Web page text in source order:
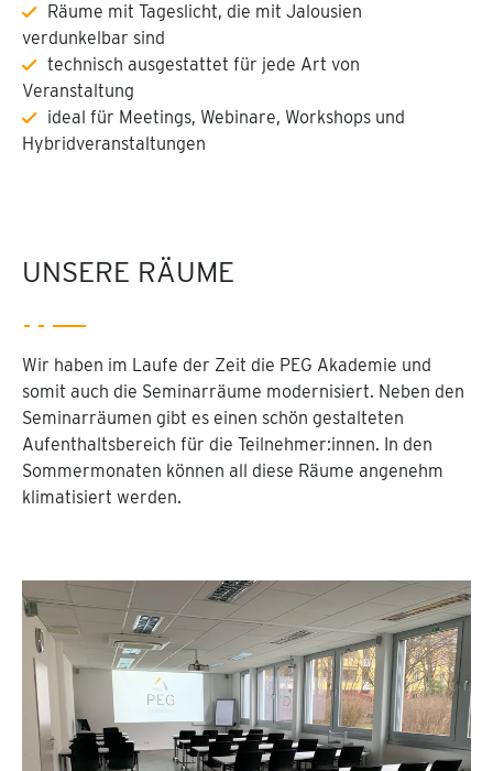
Räume mit Tageslicht, die mit Jalousien
verdunkelbar sind
technisch ausgestattet für jede Art von
Veranstaltung
ideal für Meetings, Webinare, Workshops und
Hybridveranstaltungen
UNSERE RÄUME
Wir haben im Laufe der Zeit die PEG Akademie und
somit auch die Seminarräume modernisiert. Neben den
Seminarräumen gibt es einen schön gestalteten
Aufenthaltsbereich für die Teilnehmer:innen. In den
Sommermonaten können all diese Räume angenehm
klimatisiert werden.